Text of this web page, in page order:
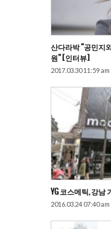
산다라박 “공민지
원” [인터뷰]
2017.03.30 11:59 am
YG 코스메틱, 강남
2016.03.24 07:40 am